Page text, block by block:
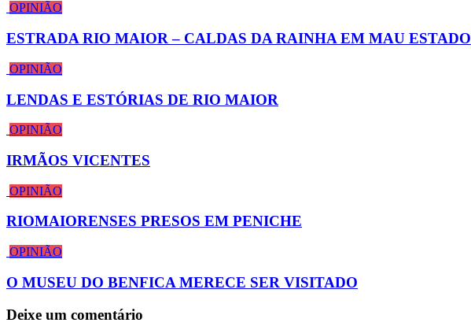
OPINIÃO
ESTRADA RIO MAIOR – CALDAS DA RAINHA EM MAU ESTADO
OPINIÃO
LENDAS E ESTÓRIAS DE RIO MAIOR
OPINIÃO
IRMÃOS VICENTES
OPINIÃO
RIOMAIORENSES PRESOS EM PENICHE
OPINIÃO
O MUSEU DO BENFICA MERECE SER VISITADO
Deixe um comentário